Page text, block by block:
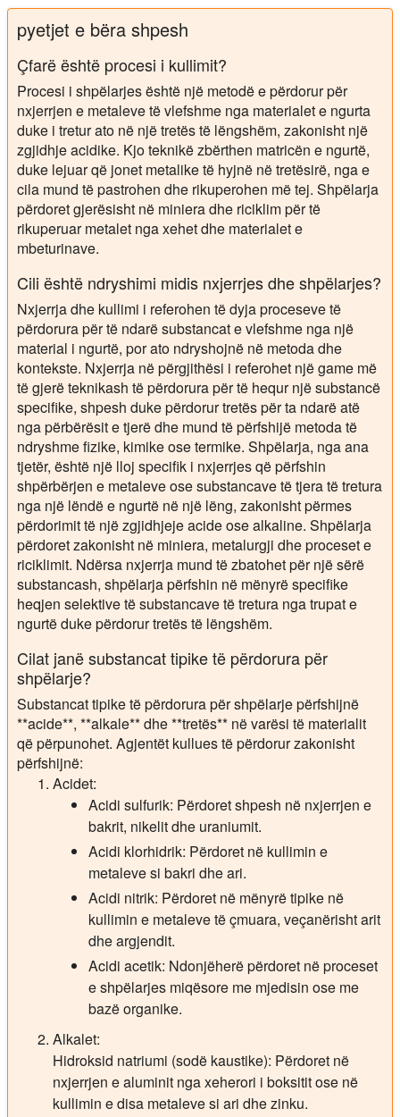
pyetjet e bëra shpesh
Çfarë është procesi i kullimit?
Procesi i shpëlarjes është një metodë e përdorur për
nxjerrjen e metaleve të vlefshme nga materialet e ngurta
duke i tretur ato në një tretës të lëngshëm, zakonisht një
zgjidhje acidike. Kjo teknikë zbërthen matricën e ngurtë,
duke lejuar që jonet metalike të hyjnë në tretësirë, nga e
cila mund të pastrohen dhe rikuperohen më tej. Shpëlarja
përdoret gjerësisht në miniera dhe riciklim për të
rikuperuar metalet nga xehet dhe materialet e
mbeturinave.
Cili është ndryshimi midis nxjerrjes dhe shpëlarjes?
Nxjerrja dhe kullimi i referohen të dyja proceseve të
përdorura për të ndarë substancat e vlefshme nga një
material i ngurtë, por ato ndryshojnë në metoda dhe
kontekste. Nxjerrja në përgjithësi i referohet një game më
të gjerë teknikash të përdorura për të hequr një substancë
specifike, shpesh duke përdorur tretës për ta ndarë atë
nga përbërësit e tjerë dhe mund të përfshijë metoda të
ndryshme fizike, kimike ose termike. Shpëlarja, nga ana
tjetër, është një lloj specifik i nxjerrjes që përfshin
shpërbërjen e metaleve ose substancave të tjera të tretura
nga një lëndë e ngurtë në një lëng, zakonisht përmes
përdorimit të një zgjidhjeje acide ose alkaline. Shpëlarja
përdoret zakonisht në miniera, metalurgji dhe proceset e
riciklimit. Ndërsa nxjerrja mund të zbatohet për një sërë
substancash, shpëlarja përfshin në mënyrë specifike
heqjen selektive të substancave të tretura nga trupat e
ngurtë duke përdorur tretës të lëngshëm.
Cilat janë substancat tipike të përdorura për
shpëlarje?
Substancat tipike të përdorura për shpëlarje përfshijnë
**acide**, **alkale** dhe **tretës** në varësi të materialit
që përpunohet. Agjentët kullues të përdorur zakonisht
përfshijnë:
Acidet:
Acidi sulfurik: Përdoret shpesh në nxjerrjen e
bakrit, nikelit dhe uraniumit.
Acidi klorhidrik: Përdoret në kullimin e
metaleve si bakri dhe ari.
Acidi nitrik: Përdoret në mënyrë tipike në
kullimin e metaleve të çmuara, veçanërisht arit
dhe argjendit.
Acidi acetik: Ndonjëherë përdoret në proceset
e shpëlarjes miqësore me mjedisin ose me
bazë organike.
Alkalet:
Hidroksid natriumi (sodë kaustike): Përdoret në
nxjerrjen e aluminit nga xeherori i boksitit ose në
kullimin e disa metaleve si ari dhe zinku.